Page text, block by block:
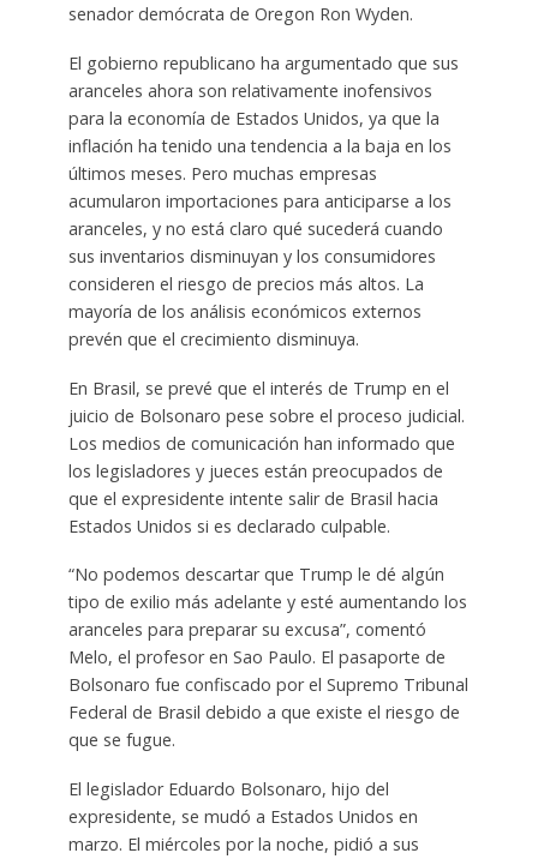
senador demócrata de Oregon Ron Wyden.
El gobierno republicano ha argumentado que sus
aranceles ahora son relativamente inofensivos
para la economía de Estados Unidos, ya que la
inflación ha tenido una tendencia a la baja en los
últimos meses. Pero muchas empresas
acumularon importaciones para anticiparse a los
aranceles, y no está claro qué sucederá cuando
sus inventarios disminuyan y los consumidores
consideren el riesgo de precios más altos. La
mayoría de los análisis económicos externos
prevén que el crecimiento disminuya.
En Brasil, se prevé que el interés de Trump en el
juicio de Bolsonaro pese sobre el proceso judicial.
Los medios de comunicación han informado que
los legisladores y jueces están preocupados de
que el expresidente intente salir de Brasil hacia
Estados Unidos si es declarado culpable.
“No podemos descartar que Trump le dé algún
tipo de exilio más adelante y esté aumentando los
aranceles para preparar su excusa”, comentó
Melo, el profesor en Sao Paulo. El pasaporte de
Bolsonaro fue confiscado por el Supremo Tribunal
Federal de Brasil debido a que existe el riesgo de
que se fugue.
El legislador Eduardo Bolsonaro, hijo del
expresidente, se mudó a Estados Unidos en
marzo. El miércoles por la noche, pidió a sus